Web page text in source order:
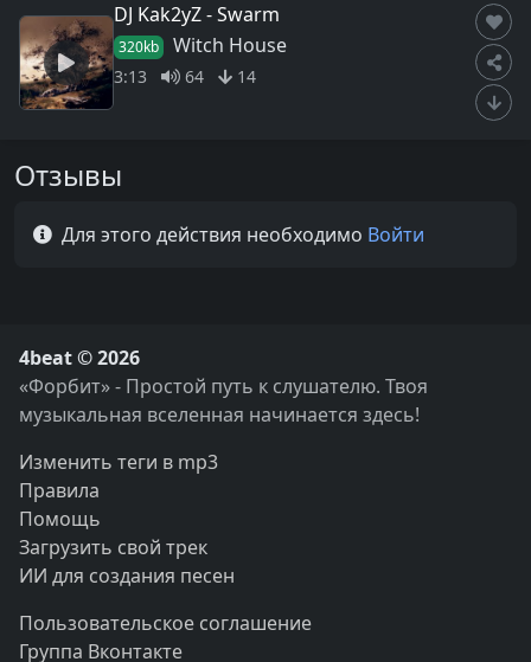
DJ Kak2yZ - Swarm
320kb Witch House
3:13 64 14
Отзывы
Для этого действия необходимо Войти
4beat © 2026
«Форбит» - Простой путь к слушателю. Твоя
музыкальная вселенная начинается здесь!
Изменить теги в mp3
Правила
Помощь
Загрузить свой трек
ИИ для создания песен
Пользовательское соглашение
Группа Вконтакте